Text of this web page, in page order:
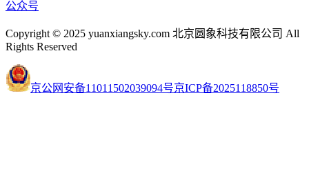
公众号
Copyright © 2025 yuanxiangsky.com 北京圆象科技有限公司 All
Rights Reserved
京公网安备11011502039094号京ICP备2025118850号